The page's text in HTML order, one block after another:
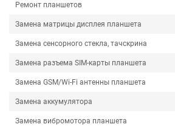
Ремонт планшетов
Замена матрицы дисплея планшета
Замена сенсорного стекла, тачскрина
Замена разъема SIM-карты планшета
Замена GSM/Wi-Fi антенны планшета
Замена аккумулятора
Замена вибромотора планшета